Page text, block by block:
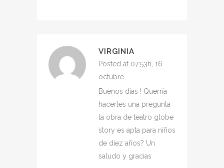
VIRGINIA
Posted at 07:53h, 16
octubre
Buenos días ! Querría
hacerles una pregunta
la obra de teatro globe
story es apta para niños
de diez años? Un
saludo y gracias